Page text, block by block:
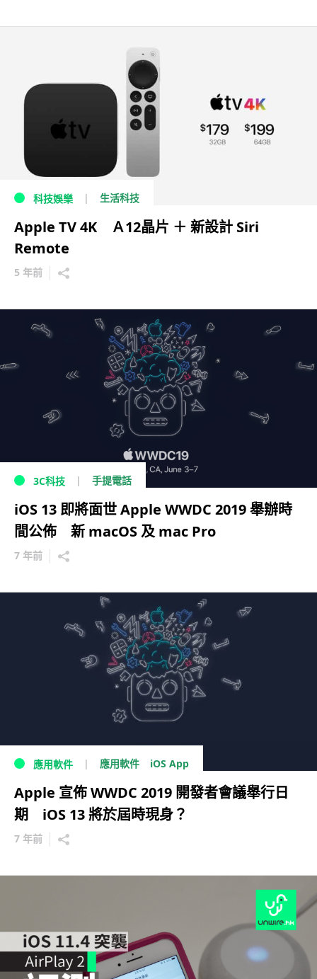
科技娛樂 生活科技
Apple TV 4K Ａ12晶片 ＋ 新設計 Siri
Remote
5 年前
3C科技 手提電話
iOS 13 即將面世 Apple WWDC 2019 舉辦時
間公佈 新 macOS 及 mac Pro
7 年前
應用軟件 應用軟件 iOS App
Apple 宣佈 WWDC 2019 開發者會議舉行日
期 iOS 13 將於屆時現身？
7 年前